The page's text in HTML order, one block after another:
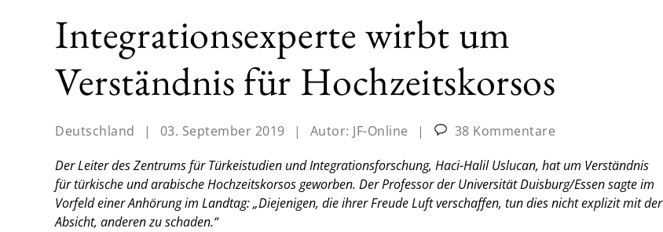
Integrationsexperte wirbt um
Verständnis für Hochzeitskorsos
Deutschland | 03. September 2019 | Autor: JF-Online |
38 Kommentare
Der Leiter des Zentrums für Türkeistudien und Integrationsforschung, Haci-Halil Uslucan, hat um Verständnis
für türkische und arabische Hochzeitskorsos geworben. Der Professor der Universität Duisburg/Essen sagte im
Vorfeld einer Anhörung im Landtag: „Diejenigen, die ihrer Freude Luft verschaffen, tun dies nicht explizit mit der
Absicht, anderen zu schaden.“